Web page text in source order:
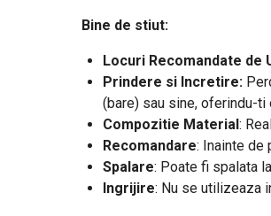
Bine de stiut:
Locuri Recomandate de
Prindere si Incretire:
(bare) sau sine, oferindu-ti
Compozitie Material:
Recomandare: Inainte de
Spalare: Poate fi spalata
Ingrijire: Nu se utilizeaza